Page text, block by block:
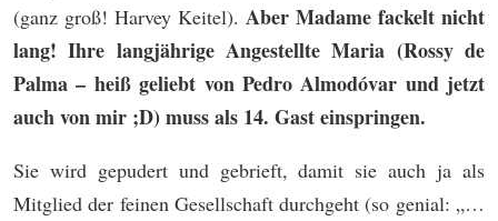
(ganz groß! Harvey Keitel). Aber Madame fackelt nicht
lang! Ihre langjährige Angestellte Maria (Rossy de
Palma – heiß geliebt von Pedro Almodóvar und jetzt
auch von mir ;D) muss als 14. Gast einspringen.
Sie wird gepudert und gebrieft, damit sie auch ja als
Mitglied der feinen Gesellschaft durchgeht (so genial: „…